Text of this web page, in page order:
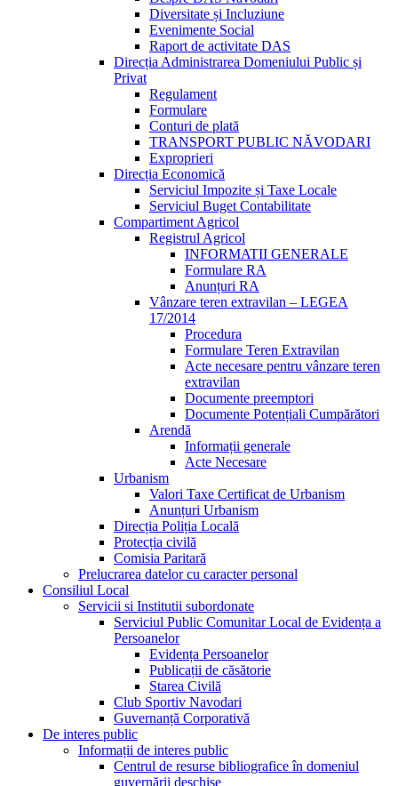
Diversitate și Incluziune
Evenimente Social
Raport de activitate DAS
Direcția Administrarea Domeniului Public și
Privat
Regulament
Formulare
Conturi de plată
TRANSPORT PUBLIC NĂVODARI
Exproprieri
Direcția Economică
Serviciul Impozite și Taxe Locale
Serviciul Buget Contabilitate
Compartiment Agricol
Registrul Agricol
INFORMATII GENERALE
Formulare RA
Anunțuri RA
Vânzare teren extravilan – LEGEA
17/2014
Procedura
Formulare Teren Extravilan
Acte necesare pentru vânzare teren
extravilan
Documente preemptori
Documente Potențiali Cumpărători
Arendă
Informații generale
Acte Necesare
Urbanism
Valori Taxe Certificat de Urbanism
Anunțuri Urbanism
Direcția Poliția Locală
Protecția civilă
Comisia Paritară
Prelucrarea datelor cu caracter personal
Consiliul Local
Servicii si Institutii subordonate
Serviciul Public Comunitar Local de Evidența a
Persoanelor
Evidența Persoanelor
Publicații de căsătorie
Starea Civilă
Club Sportiv Navodari
Guvernanță Corporativă
De interes public
Informații de interes public
Centrul de resurse bibliografice în domeniul
guvernării deschise